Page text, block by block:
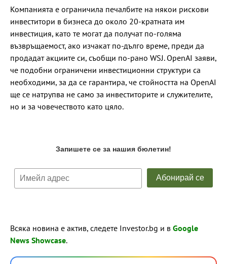
Компанията е ограничила печалбите на някои рискови
инвеститори в бизнеса до около 20-кратната им
инвестиция, като те могат да получат по-голяма
възвръщаемост, ако изчакат по-дълго време, преди да
продадат акциите си, съобщи по-рано WSJ. OpenAI заяви,
че подобни ограничени инвестиционни структури са
необходими, за да се гарантира, че стойността на OpenAI
ще се натрупва не само за инвеститорите и служителите,
но и за човечеството като цяло.
Всяка новина е актив, следете Investor.bg и в Google
News Showcase.